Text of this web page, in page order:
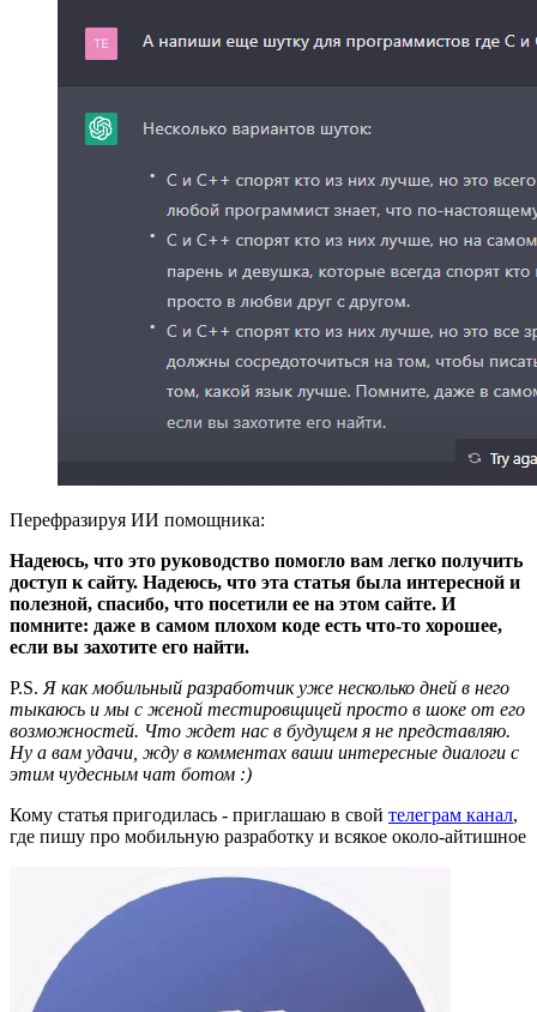
Перефразируя ИИ помощника:
Надеюсь, что это руководство помогло вам легко получить
доступ к сайту. Надеюсь, что эта статья была интересной и
полезной, спасибо, что посетили ее на этом сайте. И
помните: даже в самом плохом коде есть что-то хорошее,
если вы захотите его найти.
P.S. Я как мобильный разработчик уже несколько дней в него
тыкаюсь и мы с женой тестировщицей просто в шоке от его
возможностей. Что ждет нас в будущем я не представляю.
Ну а вам удачи, жду в комментах ваши интересные диалоги с
этим чудесным чат ботом :)
Кому статья пригодилась - приглашаю в свой телеграм канал,
где пишу про мобильную разработку и всякое около-айтишное